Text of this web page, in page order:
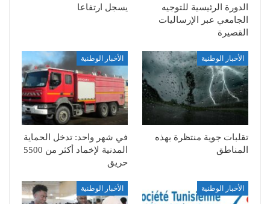
الدورة الرئيسية للتوجيه
الجامعي عبر الإرساليات
القصيرة
يسجل ارتفاعا
الأخبار الوطنية
تقلبات جوية منتظرة بهذه
المناطق
الأخبار الوطنية
في شهر واحد: تدخل الحماية
المدنية لإخماد أكثر من 5500
حريق
الأخبار الوطنية الأخبار الوطنية